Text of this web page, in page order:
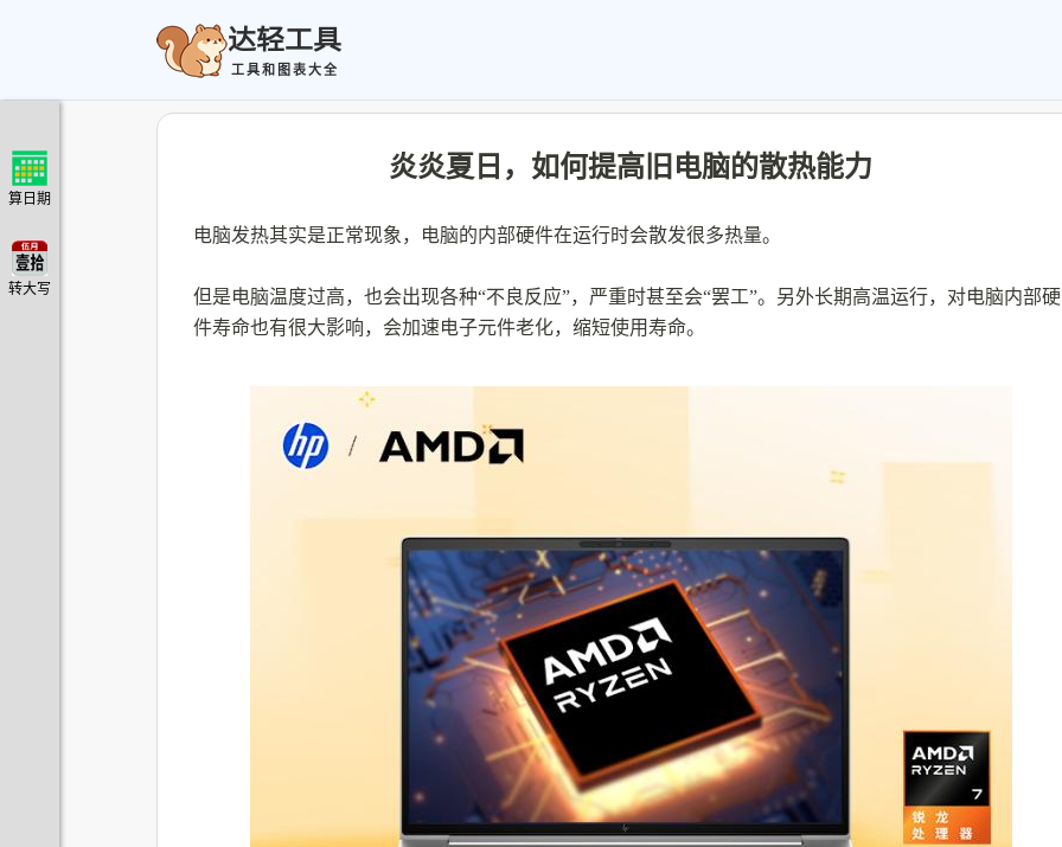
达轻工具
工具和图表大全
算日期
转大写
炎炎夏日，如何提高旧电脑的散热能力
电脑发热其实是正常现象，电脑的内部硬件在运行时会散发很多热量。
但是电脑温度过高，也会出现各种“不良反应”，严重时甚至会“罢工”。另外长期高温运行，对电脑内部硬
件寿命也有很大影响，会加速电子元件老化，缩短使用寿命。